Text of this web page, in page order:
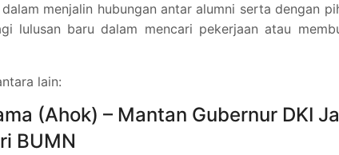
menjalin hubungan antar alumni serta dengan
lulusan baru dalam mencari pekerjaan atau
lain:
(Ahok) – Mantan Gubernur DKI
BUMN